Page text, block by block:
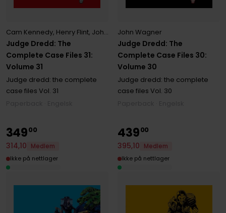
Judge Dredd: The
Complete Case Files 31:
Volume 31
Cam Kennedy, Henry Flint, John Wagner ,Mick McMahon
Judge dredd: the complete
case files Vol. 31
Judge Dredd: The
Complete Case Files 30:
Volume 30
John Wagner
Judge dredd: the complete
case files Vol. 30
34900
314,10
Medlem
Ikke på nettlager
43900
395,10
Medlem
Ikke på nettlager